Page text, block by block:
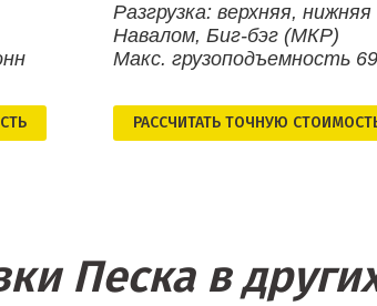
Разгрузка: верхняя, нижняя
Навалом, Биг-бэг (МКР)
Макс. грузоподъемность
РАСCЧИТАТЬ ТОЧНУЮ
Песка в